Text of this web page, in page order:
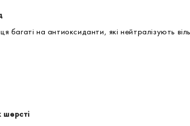
багаті на антиоксиданти, які нейтралізують
шерсті